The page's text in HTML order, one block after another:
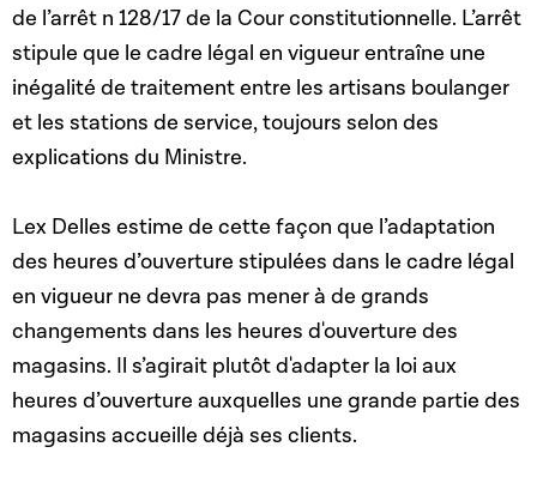
de l’arrêt n 128/17 de la Cour constitutionnelle. L’arrêt
stipule que le cadre légal en vigueur entraîne une
inégalité de traitement entre les artisans boulanger
et les stations de service, toujours selon des
explications du Ministre.
Lex Delles estime de cette façon que l’adaptation
des heures d’ouverture stipulées dans le cadre légal
en vigueur ne devra pas mener à de grands
changements dans les heures d'ouverture des
magasins. Il s’agirait plutôt d'adapter la loi aux
heures d’ouverture auxquelles une grande partie des
magasins accueille déjà ses clients.